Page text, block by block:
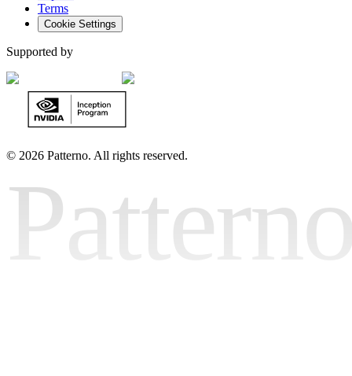
Terms
Cookie Settings
Supported by
© 2026 Patterno. All rights reserved.